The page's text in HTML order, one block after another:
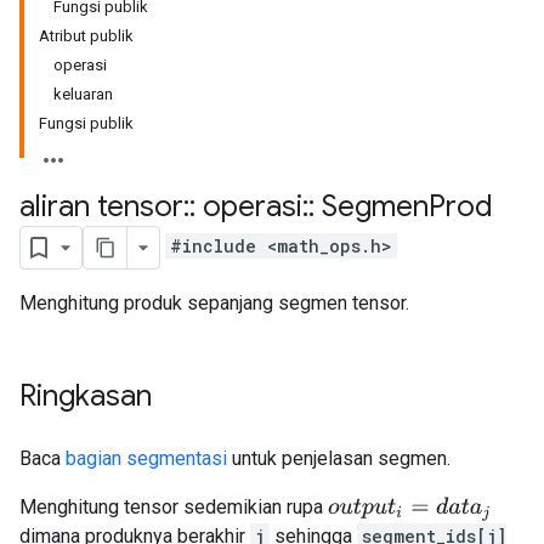
Fungsi publik
Atribut publik
operasi
keluaran
Fungsi publik
aliran tensor:: operasi:: SegmenProd
#include <math_ops.h>
Menghitung produk sepanjang segmen tensor.
Ringkasan
Baca bagian segmentasi untuk penjelasan segmen.
Menghitung tensor sedemikian rupa outputi=d ata j
dimana produknya berakhir j sehingga segment_ids[j]